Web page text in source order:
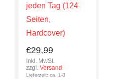
jeden Tag (124
Seiten,
Hardcover)
€29,99
Inkl. MwSt.
zzgl.Versand
Lieferzeit: ca. 1-3